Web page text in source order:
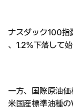
ナスダック100指
、1.2%下落して
一方、国際原油価
米国産標準油種